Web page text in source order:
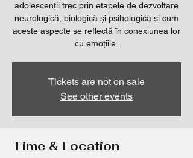
adolescenții trec prin etapele de dezvoltare
neurologică, biologică și psihologică și cum
aceste aspecte se reflectă în conexiunea lor
Tickets are not on sale
See other events
Time & Location